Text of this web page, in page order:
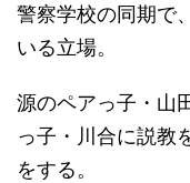
警察学校の同期で
いる立場。
源のペアっ子・山
っ子・川合に説教
をする。